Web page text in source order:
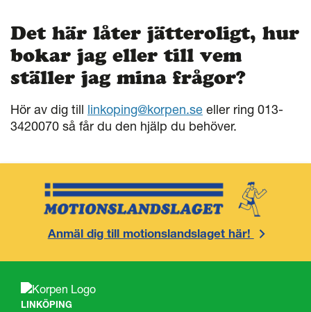
Det här låter jätteroligt, hur
bokar jag eller till vem
ställer jag mina frågor?
Hör av dig till linkoping@korpen.se eller ring 013-
3420070 så får du den hjälp du behöver.
Anmäl dig till motionslandslaget här!
LINKÖPING